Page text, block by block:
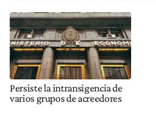
Persiste la intransigencia de
varios grupos de acreedores